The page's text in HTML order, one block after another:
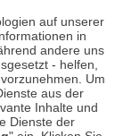
auf unserer
in
andere uns
- helfen,
Um
aus der
Inhalte und
Dienste der